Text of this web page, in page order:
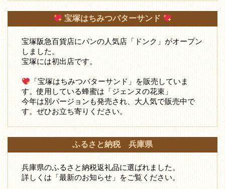
宝塚はちみつバターサンド
宝塚阪急百貨店にパンの人気店「ドンク」がオープン
しました。
宝塚には初出店です。
「宝塚はちみつバターサンド」を販売していま
す。使用している蜂蜜は「ジェンヌの花束」
今年は別バージョンも発売され、大人気で販売中で
す。ぜひお立ち寄りください。
ふるさと納税 兵庫県
兵庫県のふるさと納税返礼品に選ばれました。
詳しくは「最新のお知らせ」をご覧ください。